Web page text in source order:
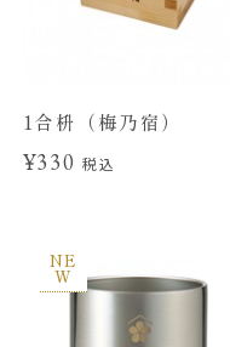
1合枡（梅乃宿）
¥330税込
NE
W